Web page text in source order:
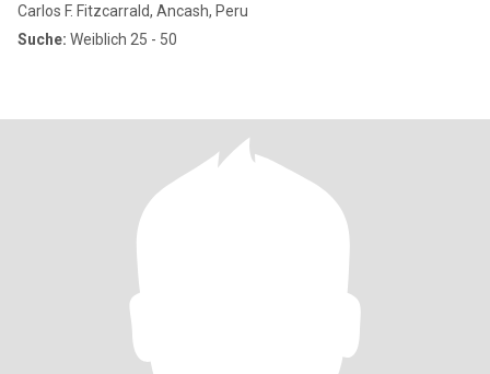
Carlos F. Fitzcarrald, Ancash, Peru
Suche: Weiblich 25 - 50